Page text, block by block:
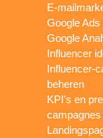
E-
Google
Google
Influencer
Influencer-
beheren
KPI's en